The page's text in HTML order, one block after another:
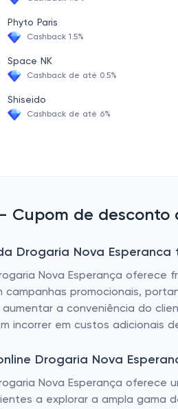
para anemia
para tontura
controlados
para HPV
Remédio para Bronquite e Asma
para Azia
para o coração
ginecológico
queimadura
Phyto Paris
Cashback 1.5%
Space NK
Cashback de até 0.5%
Shiseido
Cashback de até 6%
Cupom de desconto
Drogaria Nova
Nova Esperança oferece
campanhas promocionais,
aumentar a conveniência do
incorrer em custos adicionais
Drogaria Nova
Nova Esperança
a explorar a ampla gama